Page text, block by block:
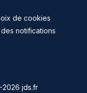
de cookies
notifications
jds.fr